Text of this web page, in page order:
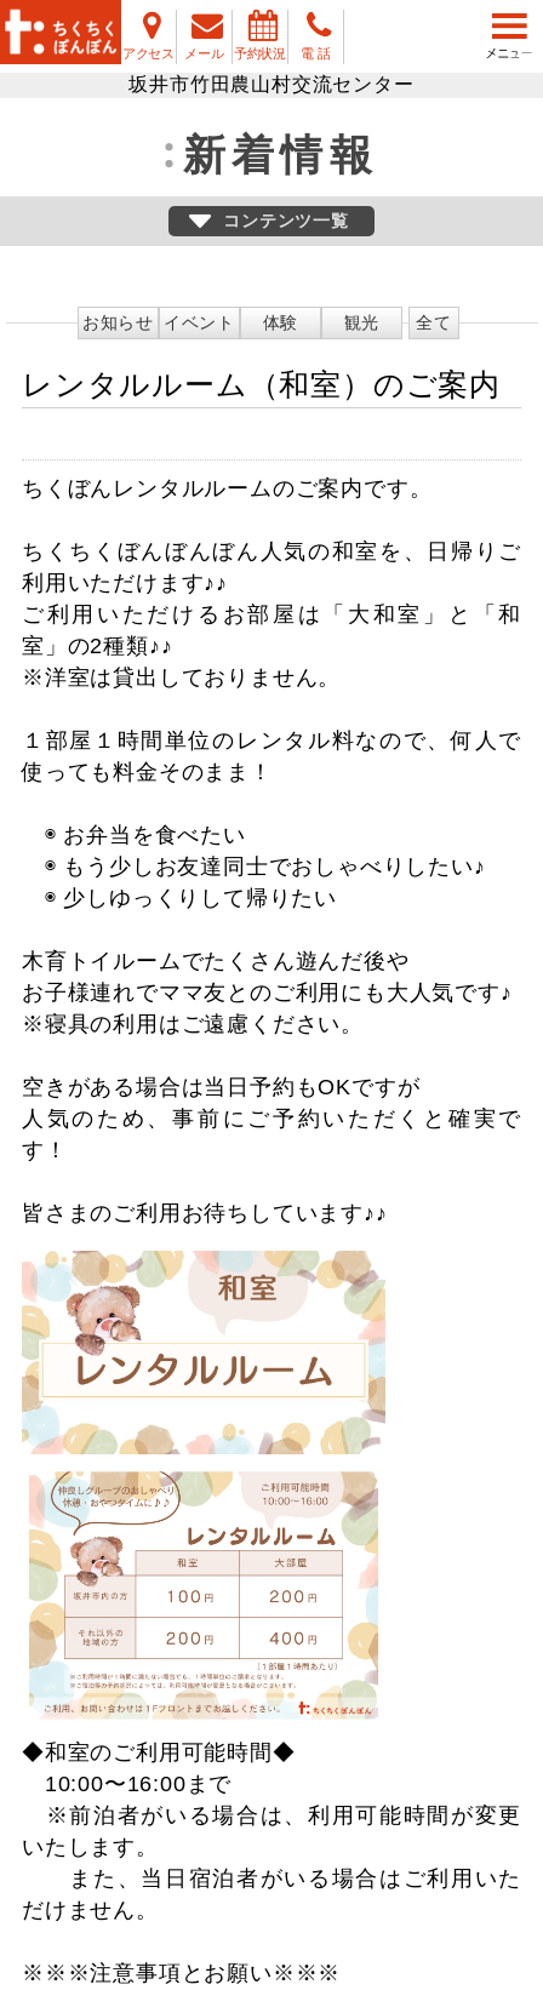
アクセス メール 予約状況 電 話
坂井市竹田農山村交流センター
新着情報
コンテンツ一覧
お知らせ イベント 体験 観光 全て
レンタルルーム（和室）のご案内
ちくぼんレンタルルームのご案内です。
ちくちくぼんぼんぼん人気の和室を、日帰りご
利用いただけます♪♪
ご利用いただけるお部屋は「大和室」と「和
室」の2種類♪♪
※洋室は貸出しておりません。
１部屋１時間単位のレンタル料なので、何人で
使っても料金そのまま！
◉ お弁当を食べたい
◉ もう少しお友達同士でおしゃべりしたい♪
◉ 少しゆっくりして帰りたい
木育トイルームでたくさん遊んだ後や
お子様連れでママ友とのご利用にも大人気です♪
※寝具の利用はご遠慮ください。
空きがある場合は当日予約もOKですが
人気のため、事前にご予約いただくと確実で
す！
皆さまのご利用お待ちしています♪♪
◆和室のご利用可能時間◆
10:00〜16:00まで
※前泊者がいる場合は、利用可能時間が変更
いたします。
また、当日宿泊者がいる場合はご利用いた
だけません。
※※※注意事項とお願い※※※